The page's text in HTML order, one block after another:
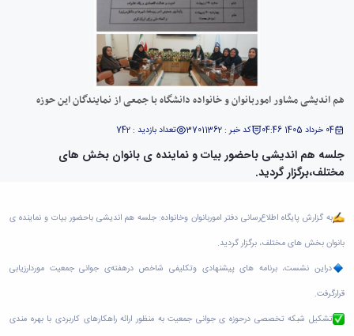
هم اندیشی مشاور اموربانوان و خانواده دانشگاه با جمعی از نمایندگان این حوزه
04 خرداد 1405 04:46 کد خبر : 37011362 تعداد بازدید : 742
جلسه هم اندیشی باحضور بیات و نماینده ی بانوان بخش های
مختلف،برگزار گردید.
به گزارش پایگاه اطلاع‌رسانی دفتر اموربانوان وخانواده: جلسه هم اندیشی باحضور بیات و نماینده ی
بانوان بخش های مختلف، برگزار گردید.
دراین نشست، برنامه های پیشنهادی وتکلیفی شاخص درهفته‌ی جوانی جمعیت موردارزیابی
قرارگرفت.
تشکیل شبکه تخصصی درحوزه ی جوانی جمعیت به منظور ارائه راهکارهای کاربردی با بهره مندی